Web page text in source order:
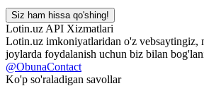
Siz ham hissa qo'shing!
Lotin.uz API Xizmatlari
Lotin.uz imkoniyatlaridan o'z vebsaytingiz,
joylarda foydalanish uchun biz bilan
@ObunaContact
Ko'p so'raladigan savollar